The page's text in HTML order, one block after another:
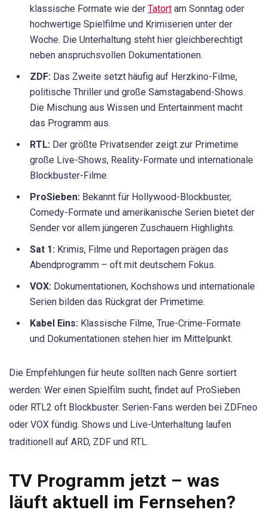
klassische Formate wie der Tatort am Sonntag oder
hochwertige Spielfilme und Krimiserien unter der
Woche. Die Unterhaltung steht hier gleichberechtigt
neben anspruchsvollen Dokumentationen.
ZDF: Das Zweite setzt häufig auf Herzkino-Filme,
politische Thriller und große Samstagabend-Shows.
Die Mischung aus Wissen und Entertainment macht
das Programm aus.
RTL: Der größte Privatsender zeigt zur Primetime
große Live-Shows, Reality-Formate und internationale
Blockbuster-Filme.
ProSieben: Bekannt für Hollywood-Blockbuster,
Comedy-Formate und amerikanische Serien bietet der
Sender vor allem jüngeren Zuschauern Highlights.
Sat 1: Krimis, Filme und Reportagen prägen das
Abendprogramm – oft mit deutschem Fokus.
VOX: Dokumentationen, Kochshows und internationale
Serien bilden das Rückgrat der Primetime.
Kabel Eins: Klassische Filme, True-Crime-Formate
und Dokumentationen stehen hier im Mittelpunkt.
Die Empfehlungen für heute sollten nach Genre sortiert
werden: Wer einen Spielfilm sucht, findet auf ProSieben
oder RTL2 oft Blockbuster. Serien-Fans werden bei ZDFneo
oder VOX fündig. Shows und Live-Unterhaltung laufen
traditionell auf ARD, ZDF und RTL.
TV Programm jetzt – was
läuft aktuell im Fernsehen?